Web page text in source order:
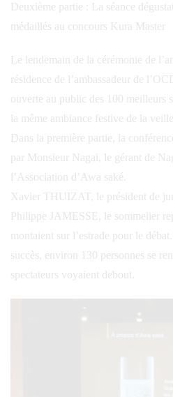
Deuxième partie : La séance
médaillés au concours Kura Master
Le lendemain de la cérémonie de
résidence de l’ambassadeur de
ouverte au public des 100 meilleurs
la même ambiance festive de la veille.
Dans la première partie, la
par Monsieur Nagai, le gérant de
l’Association d’Awa saké.
Xavier THUIZAT, le président de
Philippe JAMESSE, le sommelier
montaient sur l’estrade pour le
succès, environ 130 personnes se
spectateurs voyaient debout.